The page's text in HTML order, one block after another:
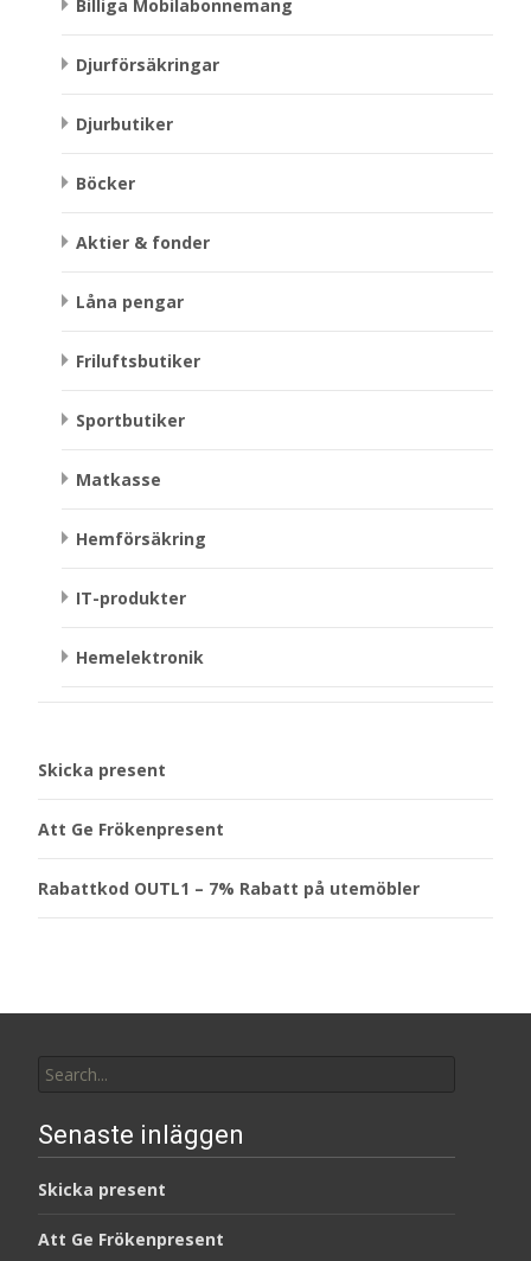
Billiga Mobilabonnemang
Djurförsäkringar
Djurbutiker
Böcker
Aktier & fonder
Låna pengar
Friluftsbutiker
Sportbutiker
Matkasse
Hemförsäkring
IT-produkter
Hemelektronik
Skicka present
Att Ge Frökenpresent
Rabattkod OUTL1 – 7% Rabatt på utemöbler
for:
Senaste inläggen
Skicka present
Att Ge Frökenpresent